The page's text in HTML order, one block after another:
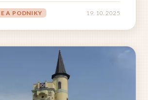
pozorujete ruch náměstí a nad
A PODNIKY 19. 10. 2025